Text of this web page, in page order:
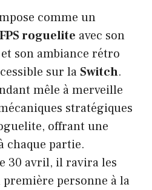
comme un
FPS roguelite avec son
son ambiance rétro
sur la Switch.
mêle à merveille
stratégiques
offrant une
chaque partie.
30 avril, il ravira les
personne à la